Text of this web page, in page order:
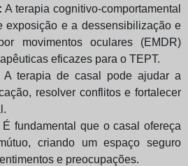
A terapia cognitivo-comportamental
exposição e a dessensibilização e
movimentos oculares (EMDR)
eficazes para o TEPT.
A terapia de casal pode ajudar a
resolver conflitos e fortalecer
É fundamental que o casal ofereça
criando um espaço seguro
e preocupações.